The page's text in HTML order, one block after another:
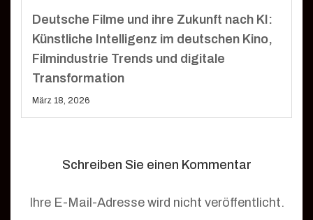
Deutsche Filme und ihre Zukunft nach KI:
Künstliche Intelligenz im deutschen Kino,
Filmindustrie Trends und digitale
Transformation
März 18, 2026
Schreiben Sie einen Kommentar
Ihre E-Mail-Adresse wird nicht veröffentlicht.